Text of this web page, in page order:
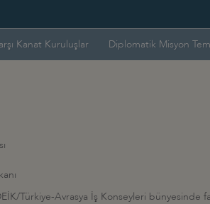
Kanat Kuruluşlar Diplomatik Misyon
Türkiye-Avrasya İş Konseyleri